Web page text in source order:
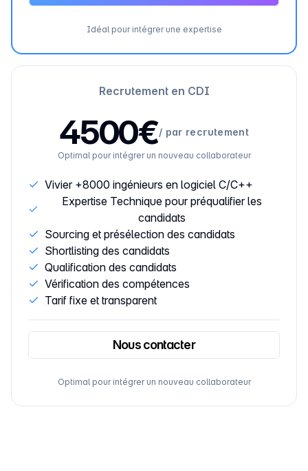
Idéal pour intégrer une expertise
Recrutement en CDI
4500€/ par recrutement
Optimal pour intégrer un nouveau collaborateur
Vivier +8000 ingénieurs en logiciel C/C++
Expertise Technique pour préqualifier les
candidats
Sourcing et présélection des candidats
Shortlisting des candidats
Qualification des candidats
Vérification des compétences
Tarif fixe et transparent
Nous contacter
Optimal pour intégrer un nouveau collaborateur